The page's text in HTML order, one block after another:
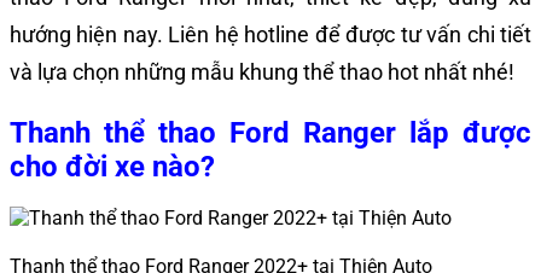
hướng hiện nay. Liên hệ hotline để được tư vấn chi tiết
và lựa chọn những mẫu khung thể thao hot nhất nhé!
Thanh thể thao Ford Ranger lắp được
cho đời xe nào?
Thanh thể thao Ford Ranger 2022+ tại Thiện Auto